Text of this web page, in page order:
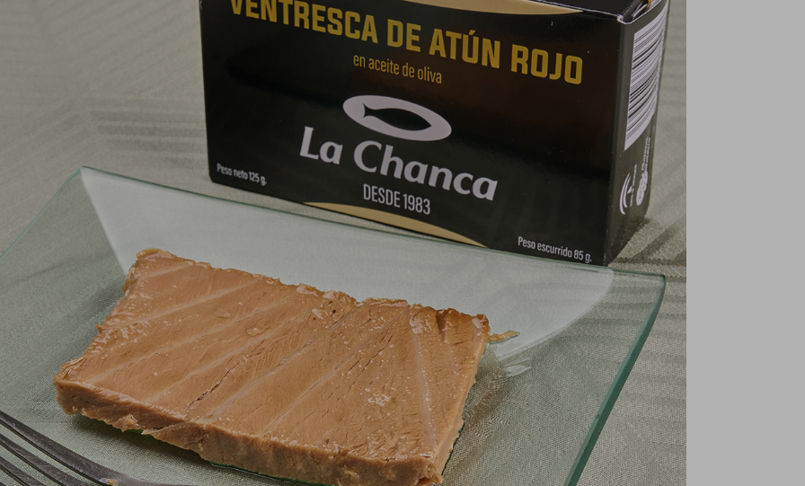
y conservas en
España 2026
Descubre las principales
tendencias del consumo
de pescado y conservas
en España en 2026:
productos saludables,...
Leer Más
tradición, sabor y
excelencia desde La
Chanca
En La Chanca, nuestro
compromiso con la
tradición, el sabor y la
excelencia nos lleva a
elaborar productos
únicos que...
Leer Más
debes saber para
conocer y saborear
este pescado
extraordinario
En La Chanca, nuestra
pasión por el atún tiene
sus raíces en la tradición
de la almadraba y en el
profundo respeto...
Leer Más